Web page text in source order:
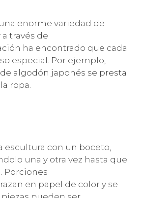
enorme variedad de
través de
ha encontrado que cada
especial. Por ejemplo,
algodón japonés se presta
ropa.
escultura con un boceto,
una y otra vez hasta que
Porciones
en papel de color y se